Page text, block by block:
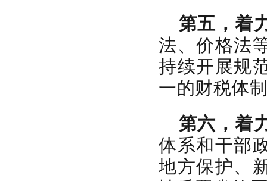
第五，着
法、价格法
持续开展规
一的财税体
第六，着
体系和干部
地方保护、